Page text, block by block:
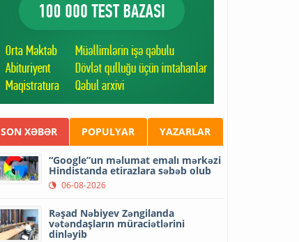
SON XƏBƏR POPULYAR YAZARLAR
“Google”un məlumat emalı mərkəzi
Hindistanda etirazlara səbəb olub
06-08-2026
Rəşad Nəbiyev Zəngilanda
vətəndaşların müraciətlərini
dinləyib